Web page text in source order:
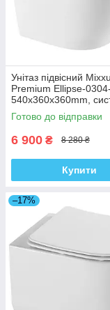
Унітаз підвісний
Premium Ellipse-
540x360x360mm,
змиву Rimless
Готово до відправки
6 900 ₴ 8 280 ₴
Купити
–17%